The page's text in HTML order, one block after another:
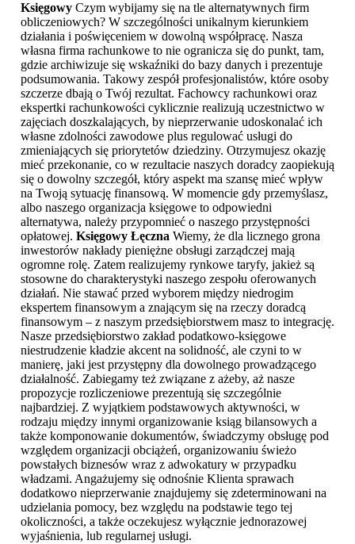
Księgowy Czym wybijamy się na tle alternatywnych firm
obliczeniowych? W szczególności unikalnym kierunkiem
działania i poświęceniem w dowolną współpracę. Nasza
własna firma rachunkowe to nie ogranicza się do punkt, tam,
gdzie archiwizuje się wskaźniki do bazy danych i prezentuje
podsumowania. Takowy zespół profesjonalistów, które osoby
szczerze dbają o Twój rezultat. Fachowcy rachunkowi oraz
ekspertki rachunkowości cyklicznie realizują uczestnictwo w
zajęciach doszkalających, by nieprzerwanie udoskonalać ich
własne zdolności zawodowe plus regulować usługi do
zmieniających się priorytetów dziedziny. Otrzymujesz okazję
mieć przekonanie, co w rezultacie naszych doradcy zaopiekują
się o dowolny szczegół, który aspekt ma szansę mieć wpływ
na Twoją sytuację finansową. W momencie gdy przemyślasz,
albo naszego organizacja księgowe to odpowiedni
alternatywa, należy przypomnieć o naszego przystępności
opłatowej. Księgowy Łęczna Wiemy, że dla licznego grona
inwestorów nakłady pieniężne obsługi zarządczej mają
ogromne rolę. Zatem realizujemy rynkowe taryfy, jakież są
stosowne do charakterystyki naszego zespołu oferowanych
działań. Nie stawać przed wyborem między niedrogim
ekspertem finansowym a znającym się na rzeczy doradcą
finansowym – z naszym przedsiębiorstwem masz to integrację.
Nasze przedsiębiorstwo zakład podatkowo-księgowe
niestrudzenie kładzie akcent na solidność, ale czyni to w
manierę, jaki jest przystępny dla dowolnego prowadzącego
działalność. Zabiegamy też związane z ażeby, aż nasze
propozycje rozliczeniowe prezentują się szczególnie
najbardziej. Z wyjątkiem podstawowych aktywności, w
rodzaju między innymi organizowanie ksiąg bilansowych a
także komponowanie dokumentów, świadczymy obsługę pod
względem organizacji obciążeń, organizowaniu świeżo
powstałych biznesów wraz z adwokatury w przypadku
władzami. Angażujemy się odnośnie Klienta sprawach
dodatkowo nieprzerwanie znajdujemy się zdeterminowani na
udzielania pomocy, bez względu na podstawie tego tej
okoliczności, a także oczekujesz wyłącznie jednorazowej
wyjaśnienia, lub regularnej usługi.